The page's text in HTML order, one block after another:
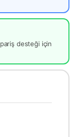
desteği için